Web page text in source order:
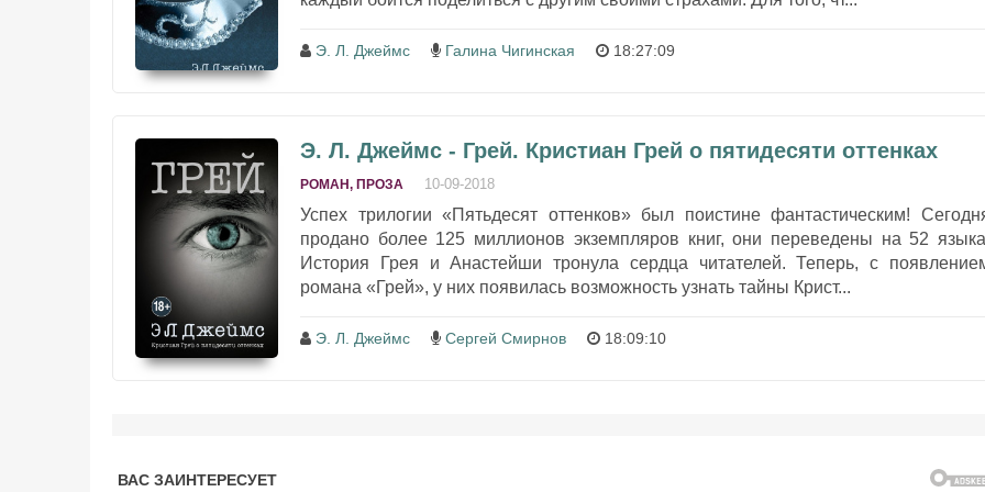
Э. Л. Джеймс Галина Чигинская 18:27:09
Э. Л. Джеймс - Грей. Кристиан Грей о пятидесяти оттенках
РОМАН, ПРОЗА 10-09-2018
Успех трилогии «Пятьдесят оттенков» был поистине фантастическим!
продано более 125 миллионов экземпляров книг, они переведены на 52
История Грея и Анастейши тронула сердца читателей. Теперь, с
романа «Грей», у них появилась возможность узнать тайны Крист...
Э. Л. Джеймс Сергей Смирнов 18:09:10